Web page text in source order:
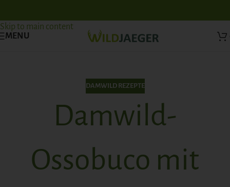
Skip to main content
MENU
DAMWILD REZEPTE
Damwild-
Ossobuco mit